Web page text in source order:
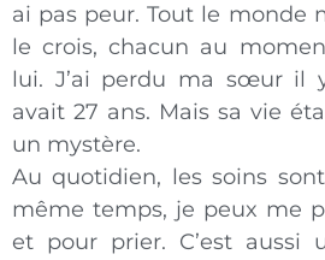
ai pas peur. Tout le monde
le crois, chacun au
lui. J’ai perdu ma sœur il
avait 27 ans. Mais sa vie
un mystère.
Au quotidien, les soins
même temps, je peux me
et pour prier. C’est aussi